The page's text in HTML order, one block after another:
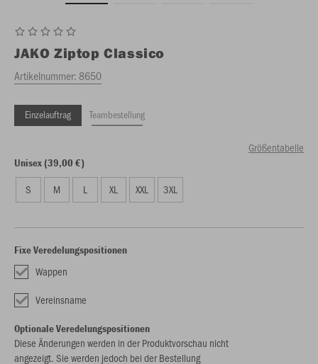
JAKO Ziptop Classico
Artikelnummer:8650
Einzelauftrag Teambestellung
Größentabelle
Unisex (39,00 €)
S M L XL XXL 3XL
Fixe Veredelungspositionen
Wappen
Vereinsname
Optionale Veredelungspositionen
Diese Änderungen werden in der Produktvorschau nicht
angezeigt. Sie werden jedoch bei der Bestellung